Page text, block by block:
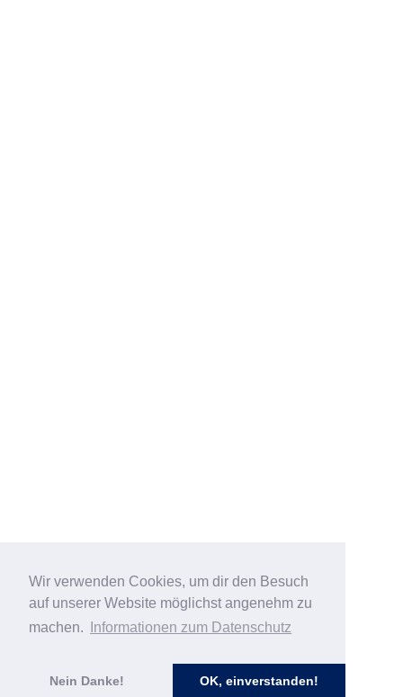
Wir verwenden Cookies, um dir den Besuch
auf unserer Website möglichst angenehm zu
machen.
Informationen zum Datenschutz
Nein Danke! OK, einverstanden!